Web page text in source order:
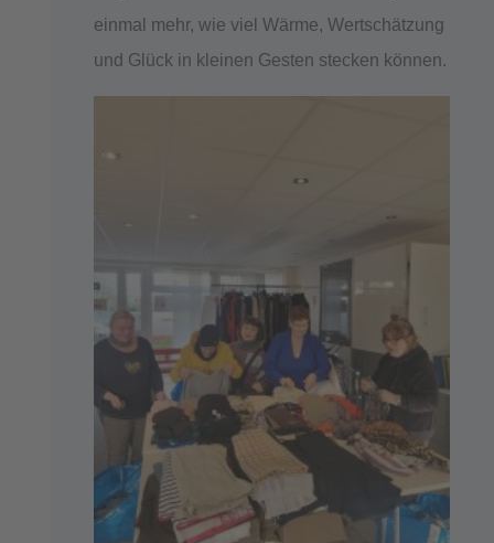
einmal mehr, wie viel Wärme, Wertschätzung
und Glück in kleinen Gesten stecken können.